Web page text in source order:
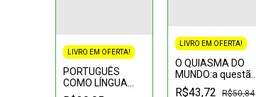
LIVRO EM OFERTA!
PORTUGUÊS
COMO LÍNGUA
ESTRANGEIRA:habilidades
LIVRO EM OFERTA!
O QUIASMA DO
MUNDO:a questão
da alteridade em
R$43,72 R$50,84